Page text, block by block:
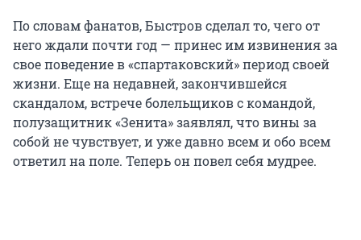
По словам фанатов, Быстров сделал то, чего от
него ждали почти год — принес им извинения за
свое поведение в «спартаковский» период своей
жизни. Еще на недавней, закончившейся
скандалом, встрече болельщиков с командой,
полузащитник «Зенита» заявлял, что вины за
собой не чувствует, и уже давно всем и обо всем
ответил на поле. Теперь он повел себя мудрее.